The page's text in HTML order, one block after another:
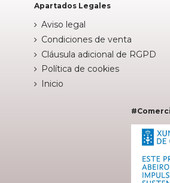
Apartados Legales
Aviso legal
Condiciones de venta
Cláusula adicional de RGPD
Política de cookies
Inicio